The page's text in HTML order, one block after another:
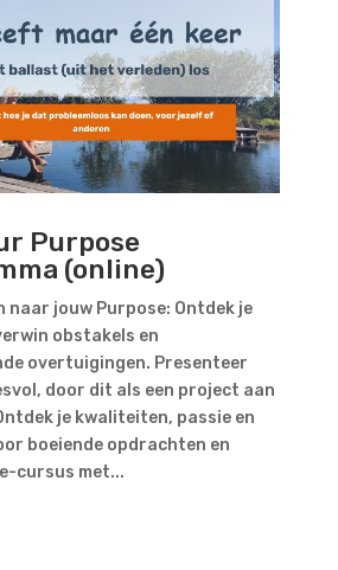
Purpose
(online)
naar jouw Purpose: Ontdek je
obstakels en
overtuigingen. Presenteer
door dit als een project aan
je kwaliteiten, passie en
boeiende opdrachten en
e-cursus met...